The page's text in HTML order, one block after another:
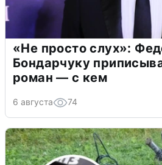
«Не просто слух»:
Бондарчуку
роман — с кем
6 августа 74